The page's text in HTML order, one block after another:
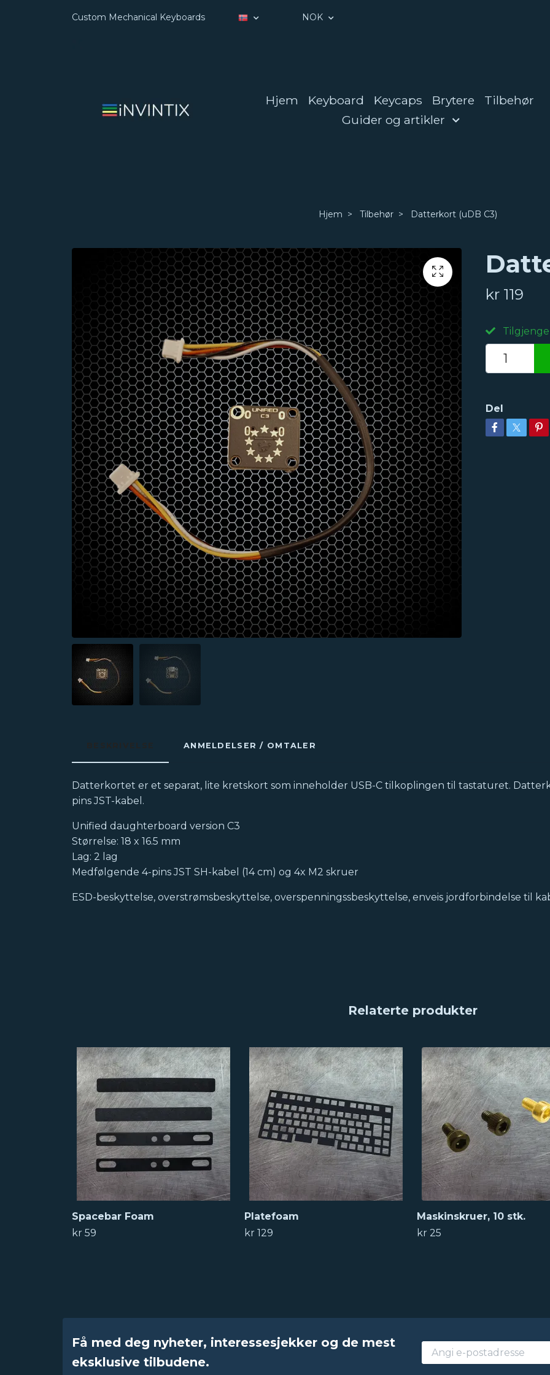
Custom Mechanical Keyboards NOK
Hjem Keyboard Keycaps Brytere
Tilbehør
Guider og artikler
Hjem Tilbehør Datterkort (uDB C3)
kr 119
Del
ANMELDELSER / OMTALER
Datterkortet er et separat, lite kretskort som inneholder USB-C tilkoplingen til tastaturet.
pins JST-kabel.
Unified daughterboard version C3
Størrelse: 18 x 16.5 mm
Lag: 2 lag
Medfølgende 4-pins JST SH-kabel (14 cm) og 4x M2 skruer
ESD-beskyttelse, overstrømsbeskyttelse, overspenningssbeskyttelse, enveis jordforbindelse til
Spacebar Foam
kr 59
Platefoam
kr 129
Maskinskruer, 10 stk.
kr 25
Få med deg nyheter, interessesjekker og de mest
eksklusive tilbudene.